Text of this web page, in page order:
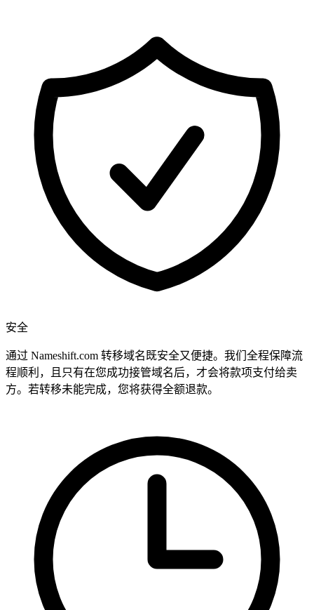
安全
通过 Nameshift.com 转移域名既安全又便捷。我们全程保障流
程顺利，且只有在您成功接管域名后，才会将款项支付给卖
方。若转移未能完成，您将获得全额退款。